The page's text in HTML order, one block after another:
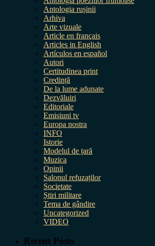
Antologia rușinii
Arhiva
Arte vizuale
Article en français
Articles in English
Artículos en español
Autori
Certitudinea print
Credință
De la lume adunate
Dezvăluiri
Editoriale
Emisiuni tv
Europa nostra
INFO
Istorie
Modelul de țară
Muzica
Opinii
Salonul refuzaților
Societate
Știri militare
Tema de gândire
Uncategorized
VIDEO
Recent Posts